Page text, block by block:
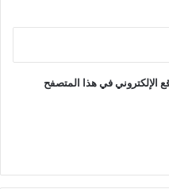
الإلكتروني في هذا المتصفح